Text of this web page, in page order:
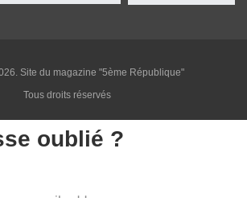
Site du magazine "5ème République"
Tous droits réservés
oublié ?